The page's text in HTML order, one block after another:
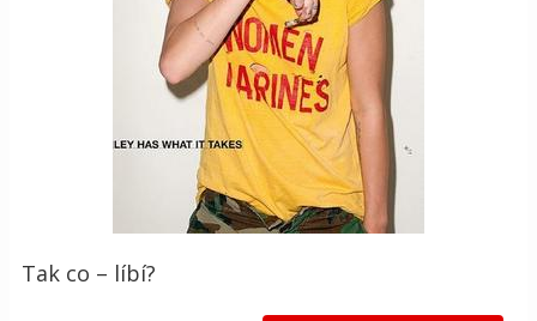
Tak co – líbí?